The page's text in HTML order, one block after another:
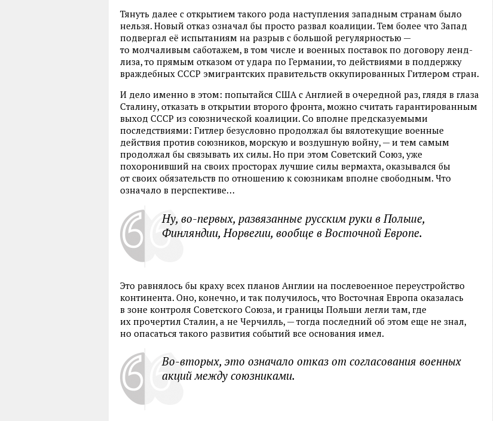
Тянуть далее с открытием такого рода наступления западным странам было
нельзя. Новый отказ означал бы просто развал коалиции. Тем более что Запад
подвергал её испытаниям на разрыв с большой регулярностью —
то молчаливым саботажем, в том числе и военных поставок по договору ленд-
лиза, то прямым отказом от удара по Германии, то действиями в поддержку
враждебных СССР эмигрантских правительств оккупированных Гитлером стран.
И дело именно в этом: попытайся США с Англией в очередной раз, глядя в глаза
Сталину, отказать в открытии второго фронта, можно считать гарантированным
выход СССР из союзнической коалиции. Со вполне предсказуемыми
последствиями: Гитлер безусловно продолжал бы вялотекущие военные
действия против союзников, морскую и воздушную войну, — и тем самым
продолжал бы связывать их силы. Но при этом Советский Союз, уже
похоронивший на своих просторах лучшие силы вермахта, оказывался бы
от своих обязательств по отношению к союзникам вполне свободным. Что
означало в перспективе…
Ну, во-первых, развязанные русским руки в Польше,
Финляндии, Норвегии, вообще в Восточной Европе.
Это равнялось бы краху всех планов Англии на послевоенное переустройство
континента. Оно, конечно, и так получилось, что Восточная Европа оказалась
в зоне контроля Советского Союза, и границы Польши легли там, где
их прочертил Сталин, а не Черчилль, — тогда последний об этом еще не знал,
но опасаться такого развития событий все основания имел.
Во-вторых, это означало отказ от согласования военных
акций между союзниками.